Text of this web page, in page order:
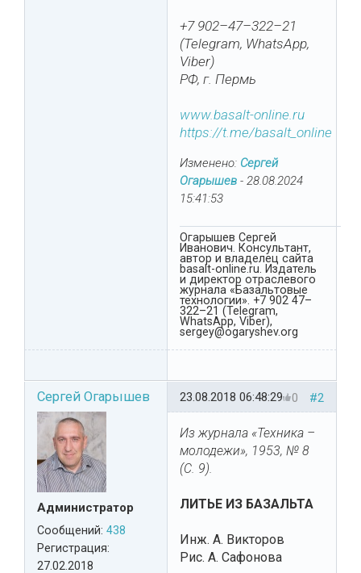
+7 902–47–322–21
(Telegram, WhatsApp,
Viber)
РФ, г. Пермь
www.basalt-online.ru
https://t.me/basalt_online
Изменено: Сергей
Огарышев - 28.08.2024
15:41:53
Огарышев Сергей
Иванович. Консультант,
автор и владелец сайта
basalt-online.ru. Издатель
и директор отраслевого
журнала «Базальтовые
технологии». +7 902 47–
322–21 (Telegram,
WhatsApp, Viber),
sergey@ogaryshev.org
Сергей Огарышев
Администратор
Сообщений: 438
Регистрация:
27.02.2018
#2
0
23.08.2018 06:48:29
Из журнала «Техника –
молодежи», 1953, № 8
(С. 9).
ЛИТЬЕ ИЗ БАЗАЛЬТА
Инж. А. Викторов
Рис. А. Сафонова